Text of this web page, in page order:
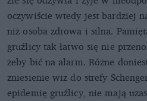
oczywiście wtedy jest bardziej
niż osoba zdrowa i silna.
gruźlicy tak łatwo się nie
żeby bić na alarm. Różne
zniesienie wiz do strefy
epidemię gruźlicy, nie mają